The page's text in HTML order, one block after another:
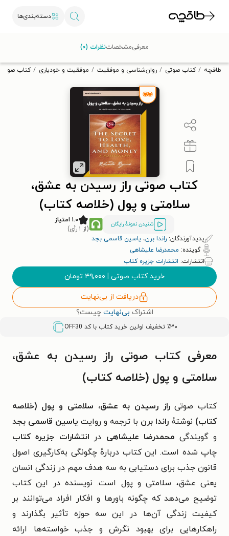
دسته‌بندی‌ها
تخفیف از طاقچه دریافت کن.
طاقچه کتاب صوتی روان‌شناسی و موفقیت موفقیت و خودیاری کتاب
کتاب صوتی راز رسیدن به عشق،
سلامتی و پول (خلاصه کتاب)
شنیدن نمونۀ رایگان
۱.۰ امتیاز
(از ۱ رأی)
پدیدآورندگان: راندا برن، یاسین قاسمی بجد
گوینده: محمدرضا علیشاهی
انتشارات: انتشارات جزیره کتاب
خرید کتاب صوتی | ۴۹,۰۰۰ تومان
دریافت از بی‌نهایت
اشتراک بی‌نهایت چیست؟
٪۳۰ تخفیف اولین خرید کتاب با کد OFF30
معرفیمشخصاتنظرات (۰)
معرفی کتاب صوتی راز رسیدن به عشق،
سلامتی و پول (خلاصه کتاب)
کتاب صوتیراز رسیدن به عشق، سلامتی و پول (خلاصه
کتاب) نوشتۀ راندا برن با ترجمه و روایت یاسین قاسمی بجد
و گویندگی محمدرضا علیشاهی در انتشارات جزیره کتاب
چاپ شده است. این کتاب دربارۀ چگونگی به‌کارگیری اصول
قانون جذب برای دستیابی به سه هدف مهم در زندگی انسان
یعنی عشق، سلامتی و پول است. نویسنده در این کتاب
توضیح می‌دهد که چگونه باورها و افکار افراد می‌توانند بر
کیفیت زندگی آن‌ها در این سه حوزه تأثیر بگذارند و
راهکارهایی برای بهبود نگرش و جذب خواسته‌ها ارائه